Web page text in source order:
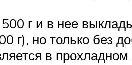
г и в нее
г), но только без
в